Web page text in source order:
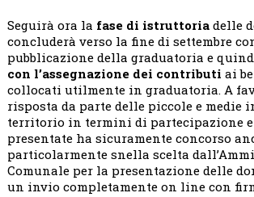
Seguirà ora la fase di istruttoriadelle
concluderà verso la fine di settembre
pubblicazione della graduatoria e
con l’assegnazione dei contributi ai
collocati utilmente in graduatoria. A
risposta da parte delle piccole e medie
territorio in termini di partecipazione
presentate ha sicuramente concorso
particolarmente snella scelta
Comunale per la presentazione delle
un invio completamente on line con